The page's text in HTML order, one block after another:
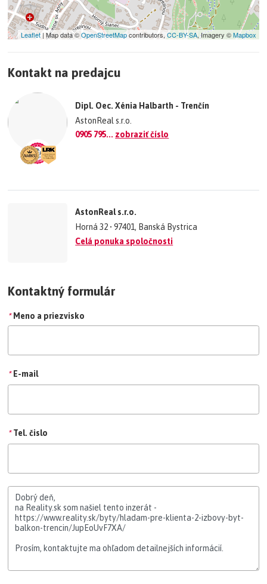
−
©OpenStreetMap
Leaflet| Map data ©OpenStreetMapcontributors, CC-BY-SA, Imagery ©Mapbox
Kontakt na predajcu
Dipl. Oec. Xénia Halbarth - Trenčín
AstonReal s.r.o.
0905 795... zobraziť číslo
AstonReal s.r.o.
Horná 32 • 97401, Banská Bystrica
Celá ponuka spoločnosti
Kontaktný formulár
* Meno a priezvisko
* E-mail
* Tel. čislo